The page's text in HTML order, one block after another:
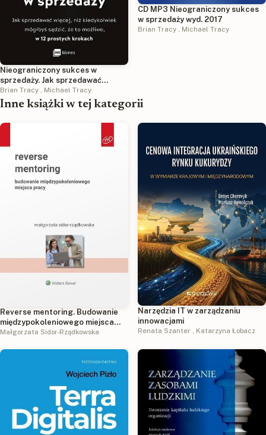
Nieograniczony sukces w
sprzedaży. Jak sprzedawać
więcej, niż kiedykolwiek mógłbyś
sądzić, że to możliwe, w 12
prostych krokach
Brian Tracy , Michael Tracy
CD MP3 Nieograniczony sukces
w sprzedaży wyd. 2017
Brian Tracy Michael Tracy
Inne książki w tej kategorii
Reverse mentoring. Budowanie
międzypokoleniowego miejsca
pracy
Małgorzata Sidor-Rządkowska
Narzędzia IT w zarządzaniu
innowacjami
Renata Szanter , Katarzyna Łobacz